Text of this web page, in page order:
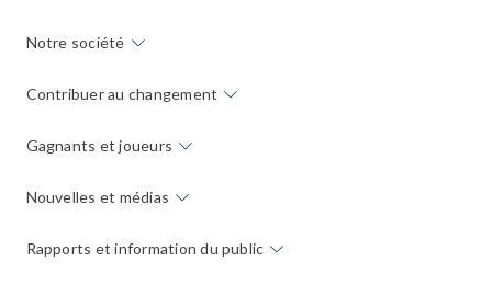
Notre société
Contribuer au changement
Gagnants et joueurs
Nouvelles et médias
Rapports et information du public